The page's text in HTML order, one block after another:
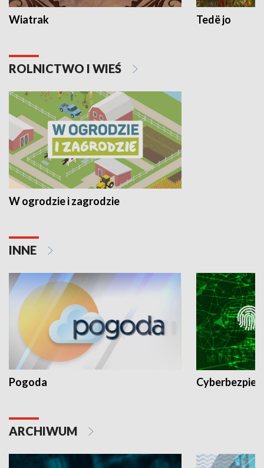
Wiatrak Tedë jo
ROLNICTWO I WIEŚ
W ogrodzie i zagrodzie
INNE
Pogoda
ARCHIWUM